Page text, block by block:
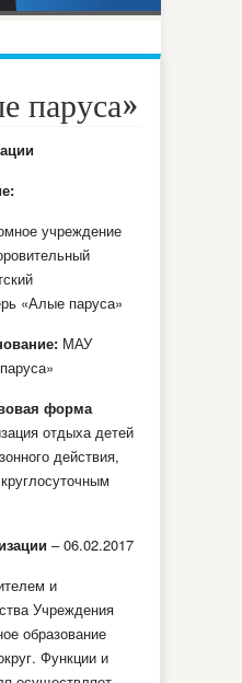
паруса»
учреждение
«Алые паруса»
МАУ
форма
отдыха детей
действия,
– 06.02.2017
и
Учреждения
образование
Функции и